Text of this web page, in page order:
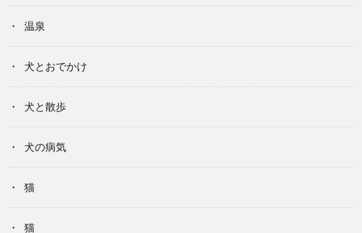
温泉
犬とおでかけ
犬と散歩
犬の病気
猫
猫